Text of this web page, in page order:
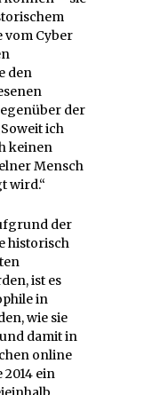
vom Cyber
den
der
ich
keinen
Mensch
wird.“
der
historisch
ist es
in
wie sie
damit in
online
ein